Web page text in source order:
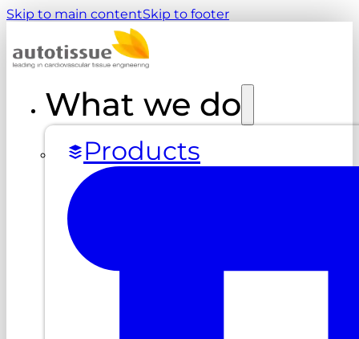
Skip to main contentSkip to footer
What we do
Products